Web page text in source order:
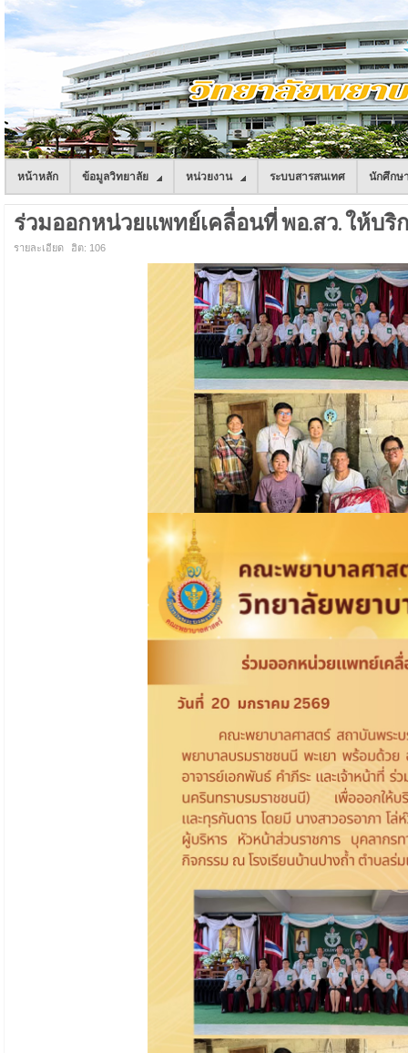
หน้าหลัก ข้อมูลวิทยาลัย หน่วยงาน ระบบสารสนเทศ นักศึกษ
ร่วมออกหน่วยแพทย์เคลื่อนที่ พอ.สว. ให้บริ
รายละเอียด ฮิต: 106